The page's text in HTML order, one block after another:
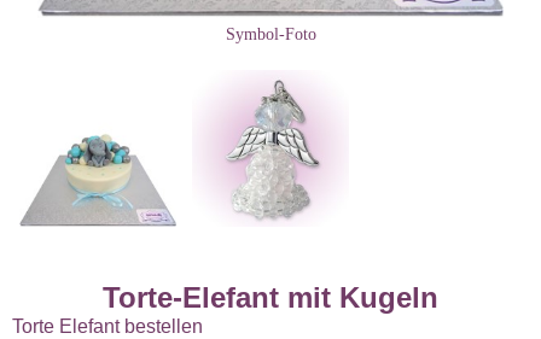
Symbol-Foto
Torte-Elefant mit Kugeln
Torte Elefant bestellen